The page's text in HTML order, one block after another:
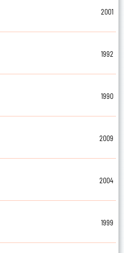
2001
1992
1990
2009
2004
1999